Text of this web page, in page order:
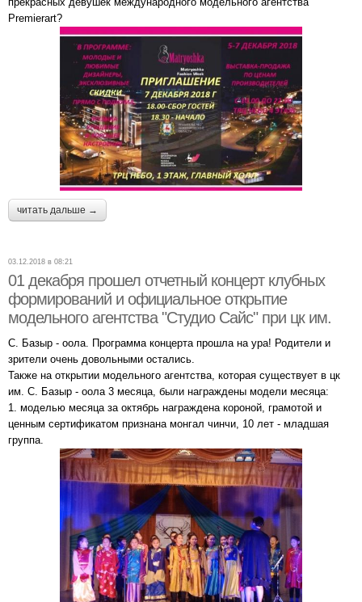
Premierart?
читать дальше →
03.12.2018 в 08:21
01 декабря прошел отчетный концерт клубных
формирований и официальное открытие
модельного агентства "Студио Сайс" при цк им.
С. Базыр - оола. Программа концерта прошла на ура! Родители и
зрители очень довольными остались.
Также на открытии модельного агентства, которая существует в цк
им. С. Базыр - оола 3 месяца, были награждены модели месяца:
1. моделью месяца за октябрь награждена короной, грамотой и
ценным сертификатом признана монгал чинчи, 10 лет - младшая
группа.